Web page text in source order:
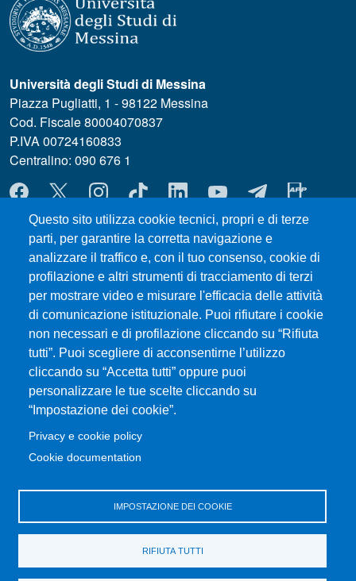
Questo sito utilizza cookie tecnici, propri e di terze
parti, per garantire la corretta navigazione e
analizzare il traffico e, con il tuo consenso, cookie di
profilazione e altri strumenti di tracciamento di terzi
per mostrare video e misurare l'efficacia delle attività
di comunicazione istituzionale. Puoi rifiutare i cookie
non necessari e di profilazione cliccando su “Rifiuta
tutti”. Puoi scegliere di acconsentirne l’utilizzo
cliccando su “Accetta tutti” oppure puoi
personalizzare le tue scelte cliccando su
“Impostazione dei cookie”.
Privacy e cookie policy
Cookie documentation
IMPOSTAZIONE DEI COOKIE
RIFIUTA TUTTI
Università degli Studi di Messina
Piazza Pugliatti, 1 - 98122 Messina
Cod. Fiscale 80004070837
P.IVA 00724160833
Centralino: 090 676 1
MENÙ SOCIAL
MENÙ FOOTER 1
Esami
ERASMUS
Modulistica
Prenotazione Aule e Laboratori Didattici
Dove ci trovi
Orientamento
Segreteria studenti
Studenti UNIME
MENÙ FOOTER 2
CHImiCa una buona scelta
Disposizioni in materia di STAGE e TIROCINI
Valutazione della Didattica